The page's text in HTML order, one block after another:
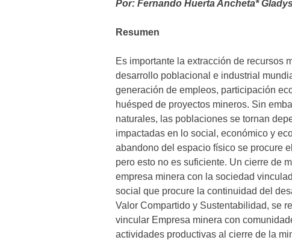
Por: Fernando Huerta Ancheta*
Resumen
Es importante la extracción de recursos
desarrollo poblacional e industrial
generación de empleos, participación
huésped de proyectos mineros. Sin
naturales, las poblaciones se tornan
impactadas en lo social, económico y
abandono del espacio físico se procure
pero esto no es suficiente. Un cierre de
empresa minera con la sociedad
social que procure la continuidad del
Valor Compartido y Sustentabilidad, se
vincular Empresa minera con
actividades productivas al cierre de la